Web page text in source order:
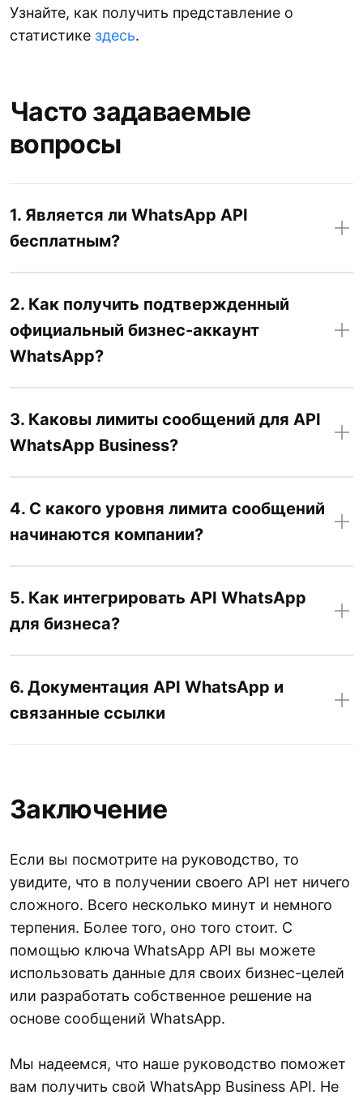
Узнайте, как получить представление о
статистике здесь.
Часто задаваемые
вопросы
1. Является ли WhatsApp API
бесплатным?
2. Как получить подтвержденный
официальный бизнес-аккаунт
WhatsApp?
3. Каковы лимиты сообщений для API
WhatsApp Business?
4. С какого уровня лимита сообщений
начинаются компании?
5. Как интегрировать API WhatsApp
для бизнеса?
6. Документация API WhatsApp и
связанные ссылки
Заключение
Если вы посмотрите на руководство, то
увидите, что в получении своего API нет ничего
сложного. Всего несколько минут и немного
терпения. Более того, оно того стоит. С
помощью ключа WhatsApp API вы можете
использовать данные для своих бизнес-целей
или разработать собственное решение на
основе сообщений WhatsApp.
Мы надеемся, что наше руководство поможет
вам получить свой WhatsApp Business API. Не